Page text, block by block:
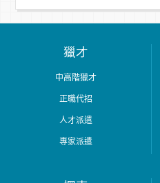
獵才
中高階獵才
正職代招
人才派遣
專家派遣